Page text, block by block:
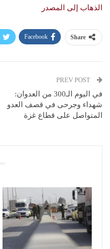
الذهاب إلى المصدر
Share
Facebook
في اليوم الـ300 من العدوان:
شهداء وجرحى في قصف العدو
المتواصل على قطاع غزة